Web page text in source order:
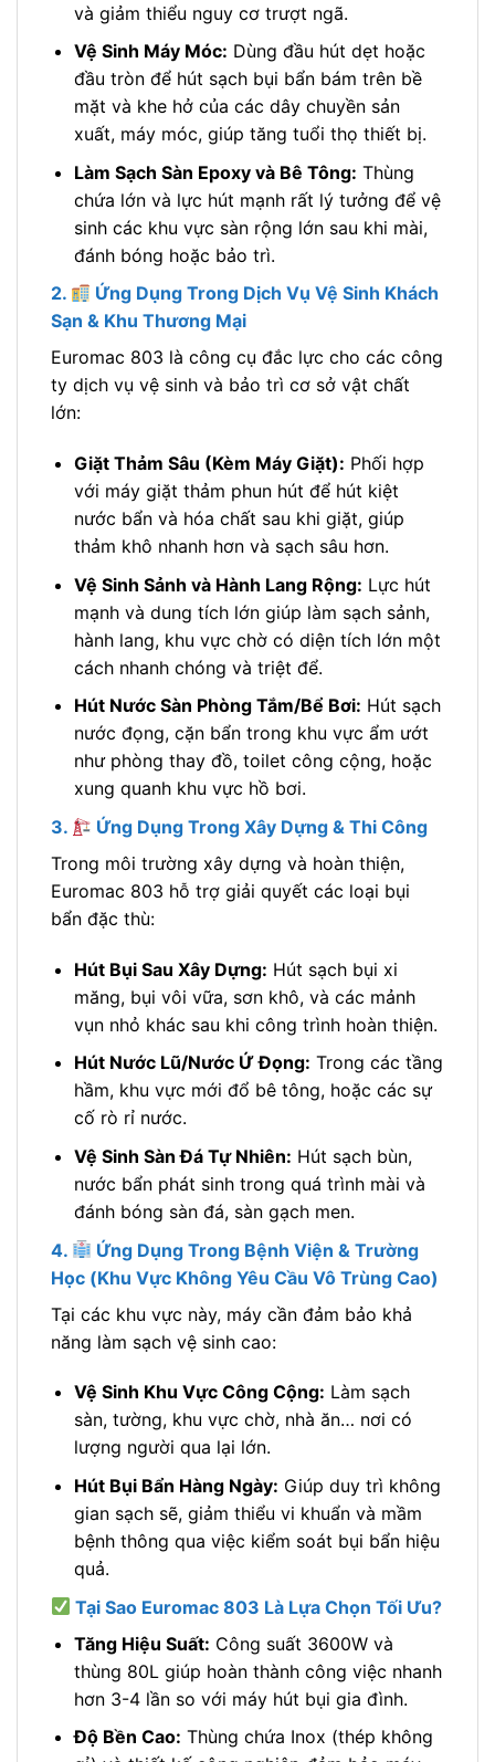
và giảm thiểu nguy cơ trượt ngã.
Vệ Sinh Máy Móc: Dùng đầu hút dẹt hoặc
đầu tròn để hút sạch bụi bẩn bám trên bề
mặt và khe hở của các dây chuyền sản
xuất, máy móc, giúp tăng tuổi thọ thiết bị.
Làm Sạch Sàn Epoxy và Bê Tông: Thùng
chứa lớn và lực hút mạnh rất lý tưởng để vệ
sinh các khu vực sàn rộng lớn sau khi mài,
đánh bóng hoặc bảo trì.
2.
Ứng Dụng Trong Dịch Vụ Vệ Sinh Khách
Sạn & Khu Thương Mại
Euromac 803 là công cụ đắc lực cho các công
ty dịch vụ vệ sinh và bảo trì cơ sở vật chất
lớn:
Giặt Thảm Sâu (Kèm Máy Giặt): Phối hợp
với máy giặt thảm phun hút để hút kiệt
nước bẩn và hóa chất sau khi giặt, giúp
thảm khô nhanh hơn và sạch sâu hơn.
Vệ Sinh Sảnh và Hành Lang Rộng: Lực hút
mạnh và dung tích lớn giúp làm sạch sảnh,
hành lang, khu vực chờ có diện tích lớn một
cách nhanh chóng và triệt để.
Hút Nước Sàn Phòng Tắm/Bể Bơi: Hút sạch
nước đọng, cặn bẩn trong khu vực ẩm ướt
như phòng thay đồ, toilet công cộng, hoặc
xung quanh khu vực hồ bơi.
3.
Ứng Dụng Trong Xây Dựng & Thi Công
Trong môi trường xây dựng và hoàn thiện,
Euromac 803 hỗ trợ giải quyết các loại bụi
bẩn đặc thù:
Hút Bụi Sau Xây Dựng: Hút sạch bụi xi
măng, bụi vôi vữa, sơn khô, và các mảnh
vụn nhỏ khác sau khi công trình hoàn thiện.
Hút Nước Lũ/Nước Ứ Đọng: Trong các tầng
hầm, khu vực mới đổ bê tông, hoặc các sự
cố rò rỉ nước.
Vệ Sinh Sàn Đá Tự Nhiên: Hút sạch bùn,
nước bẩn phát sinh trong quá trình mài và
đánh bóng sàn đá, sàn gạch men.
4.
Ứng Dụng Trong Bệnh Viện & Trường
Học (Khu Vực Không Yêu Cầu Vô Trùng Cao)
Tại các khu vực này, máy cần đảm bảo khả
năng làm sạch vệ sinh cao:
Vệ Sinh Khu Vực Công Cộng: Làm sạch
sàn, tường, khu vực chờ, nhà ăn… nơi có
lượng người qua lại lớn.
Hút Bụi Bẩn Hàng Ngày: Giúp duy trì không
gian sạch sẽ, giảm thiểu vi khuẩn và mầm
bệnh thông qua việc kiểm soát bụi bẩn hiệu
quả.
Tại Sao Euromac 803 Là Lựa Chọn Tối Ưu?
Tăng Hiệu Suất: Công suất 3600W và
thùng 80L giúp hoàn thành công việc nhanh
hơn 3-4 lần so với máy hút bụi gia đình.
Độ Bền Cao: Thùng chứa Inox (thép không